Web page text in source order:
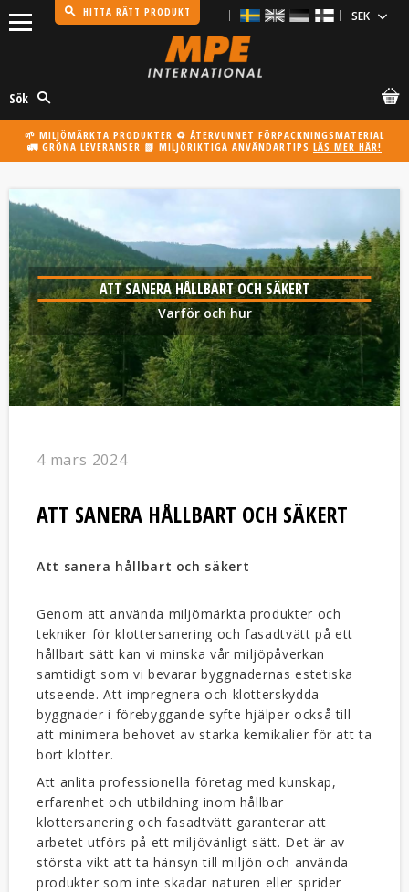
HITTA RÄTT PRODUKT
Sök
🌱 MILJÖMÄRKTA PRODUKTER ♻️ ÅTERVUNNET FÖRPACKNINGSMATERIAL
🚛 GRÖNA LEVERANSER 📗 MILJÖRIKTIGA ANVÄNDARTIPS LÄS MER HÄR!
ATT SANERA HÅLLBART OCH SÄKERT
Varför och hur
4 mars 2024
ATT SANERA HÅLLBART OCH SÄKERT
Att sanera hållbart och säkert
Genom att använda miljömärkta produkter och
tekniker för klottersanering och fasadtvätt på ett
hållbart sätt kan vi minska vår miljöpåverkan
samtidigt som vi bevarar byggnadernas estetiska
utseende. Att impregnera och klotterskydda
byggnader i förebyggande syfte hjälper också till
att minimera behovet av starka kemikalier för att ta
bort klotter.
Att anlita professionella företag med kunskap,
erfarenhet och utbildning inom hållbar
klottersanering och fasadtvätt garanterar att
arbetet utförs på ett miljövänligt sätt. Det är av
största vikt att ta hänsyn till miljön och använda
produkter som inte skadar naturen eller sprider